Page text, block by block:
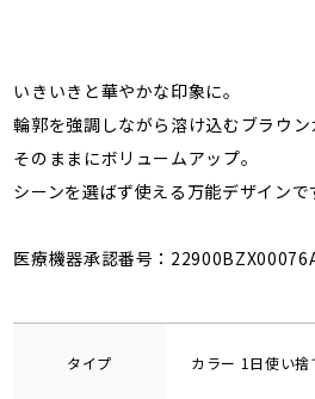
いきいきと華やかな印象に。
輪郭を強調しながら溶け込むブラウ
そのままにボリュームアップ。
シーンを選ばず使える万能デザインで
医療機器承認番号：
タイプ カラー 1日使い